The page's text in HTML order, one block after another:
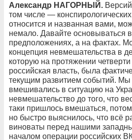
Александр НАГОРНЫЙ.
том числе —
относится и названная вами,
немало. Давайте основываться
предположениях, а на фактах.
концепция невмешательства в
которую на протяжении
российская власть, была
текущим развитием событий. Мы
вмешивались в ситуацию на
невмешательство до того, что
таки пришлось вмешаться,
но быстро выяснилось, что всё
виноваты перед нашими
началом операции российских